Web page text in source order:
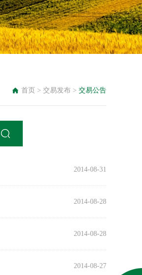
首页 > 交易发布 > 交易公告
2014-08-31
2014-08-28
2014-08-28
2014-08-27